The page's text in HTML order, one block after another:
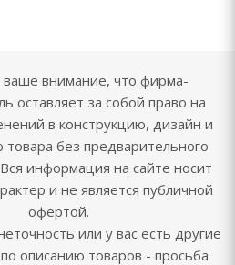
внимание, что фирма-
оставляет за собой право на
в конструкцию, дизайн и
товара без предварительного
информация на сайте носит
и не является публичной
офертой.
или у вас есть другие
описанию товаров - просьба